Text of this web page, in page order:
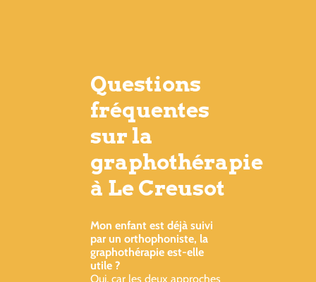
Questions
fréquentes
sur la
graphothérapie
à Le Creusot
Mon enfant est déjà suivi
par un orthophoniste, la
graphothérapie est-elle
utile ?
Oui, car les deux approches